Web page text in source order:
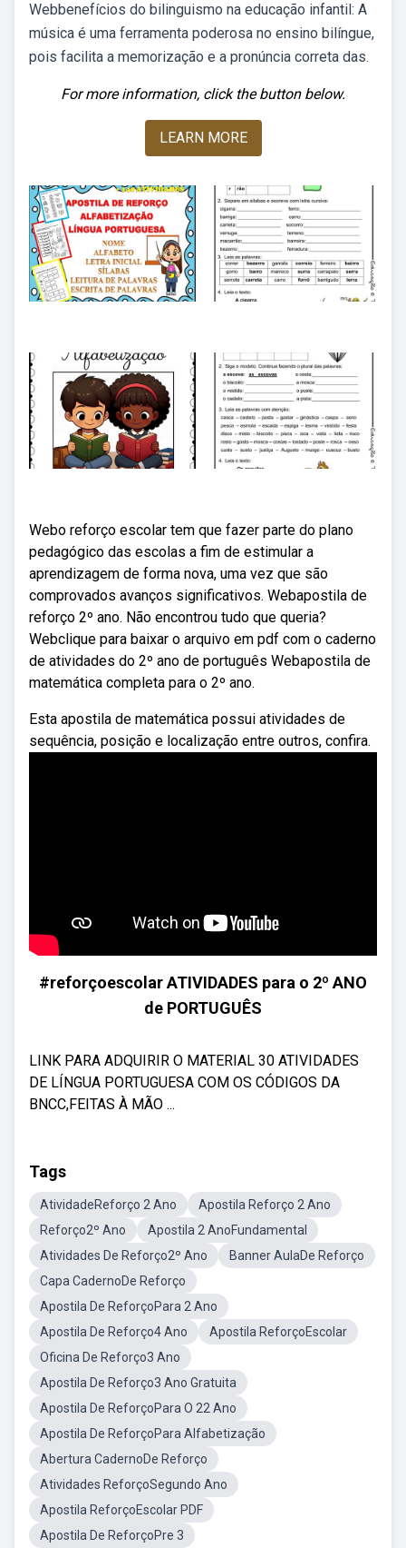
Webbenefícios do bilinguismo na educação infantil: A
música é uma ferramenta poderosa no ensino bilíngue,
pois facilita a memorização e a pronúncia correta das.
For more information, click the button below.
LEARN MORE
Webo reforço escolar tem que fazer parte do plano
pedagógico das escolas a fim de estimular a
aprendizagem de forma nova, uma vez que são
comprovados avanços significativos. Webapostila de
reforço 2º ano. Não encontrou tudo que queria?
Webclique para baixar o arquivo em pdf com o caderno
de atividades do 2º ano de português Webapostila de
matemática completa para o 2º ano.
Esta apostila de matemática possui atividades de
sequência, posição e localização entre outros, confira.
#reforçoescolar ATIVIDADES para o 2º ANO
de PORTUGUÊS
LINK PARA ADQUIRIR O MATERIAL 30 ATIVIDADES
DE LÍNGUA PORTUGUESA COM OS CÓDIGOS DA
BNCC,FEITAS À MÃO ...
Tags
AtividadeReforço 2 Ano
Apostila Reforço 2 Ano
Reforço2º Ano
Apostila 2 AnoFundamental
Atividades De Reforço2º Ano
Banner AulaDe Reforço
Capa CadernoDe Reforço
Apostila De ReforçoPara 2 Ano
Apostila De Reforço4 Ano
Apostila ReforçoEscolar
Oficina De Reforço3 Ano
Apostila De Reforço3 Ano Gratuita
Apostila De ReforçoPara O 22 Ano
Apostila De ReforçoPara Alfabetização
Abertura CadernoDe Reforço
Atividades ReforçoSegundo Ano
Apostila ReforçoEscolar PDF
Apostila De ReforçoPre 3